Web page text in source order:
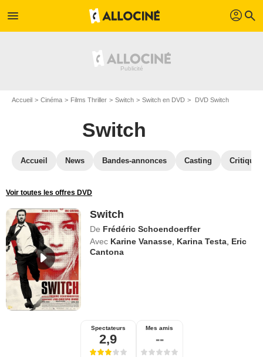
menu profil search
Accueil Cinéma Films Thriller Switch Switch en DVD DVD Switch
Switch
Accueil News Bandes-annonces Casting
Voir toutes les offres DVD
Switch
De Frédéric Schoendoerffer
Avec Karine Vanasse Karina Testa Eric
Cantona
Spectateurs
2,9
Mes amis
--